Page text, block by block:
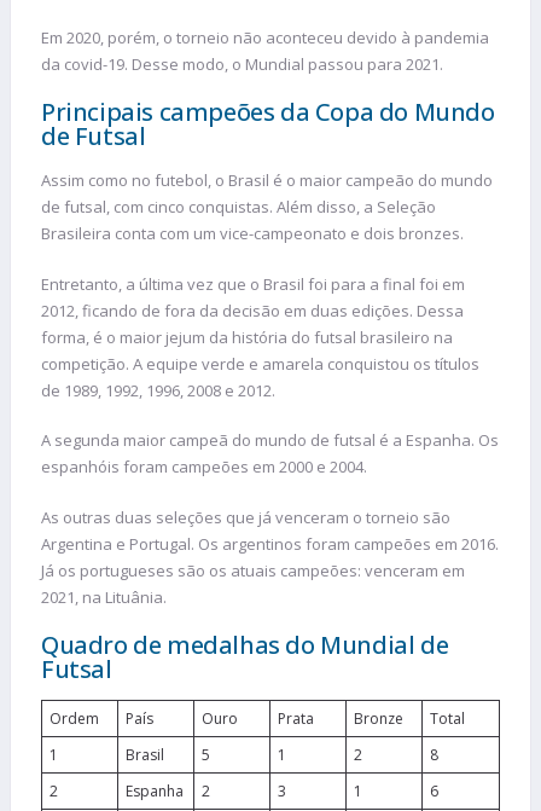
Em 2020, porém, o torneio não aconteceu devido à pandemia
da covid-19. Desse modo, o Mundial passou para 2021.
Principais campeões da Copa do Mundo
de Futsal
Assim como no futebol, o Brasil é o maior campeão do mundo
de futsal, com cinco conquistas. Além disso, a Seleção
Brasileira conta com um vice-campeonato e dois bronzes.
Entretanto, a última vez que o Brasil foi para a final foi em
2012, ficando de fora da decisão em duas edições. Dessa
forma, é o maior jejum da história do futsal brasileiro na
competição. A equipe verde e amarela conquistou os títulos
de 1989, 1992, 1996, 2008 e 2012.
A segunda maior campeã do mundo de futsal é a Espanha. Os
espanhóis foram campeões em 2000 e 2004.
As outras duas seleções que já venceram o torneio são
Argentina e Portugal. Os argentinos foram campeões em 2016.
Já os portugueses são os atuais campeões: venceram em
2021, na Lituânia.
Quadro de medalhas do Mundial de
Futsal
Ordem País Ouro Prata Bronze
Total
1
Brasil 5 1 2
8
2
Espanha 2 3 1
6